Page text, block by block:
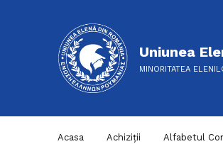
Uniunea
MINORITATEA
Acasa Achiziții Alfabetul